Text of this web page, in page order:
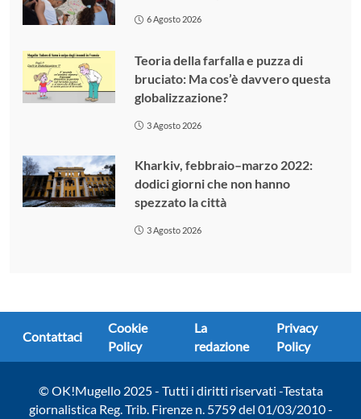
6 Agosto 2026
Teoria della farfalla e puzza di
bruciato: Ma cos’è davvero questa
globalizzazione?
3 Agosto 2026
Kharkiv, febbraio–marzo 2022:
dodici giorni che non hanno
spezzato la città
3 Agosto 2026
Contattaci
Cookie
Policy
La
redazione
Privacy
Policy
© OK!Mugello 2025 - Tutti i diritti riservati -Testata
giornalistica Reg. Trib. Firenze n. 5759 del 01/03/2010 -